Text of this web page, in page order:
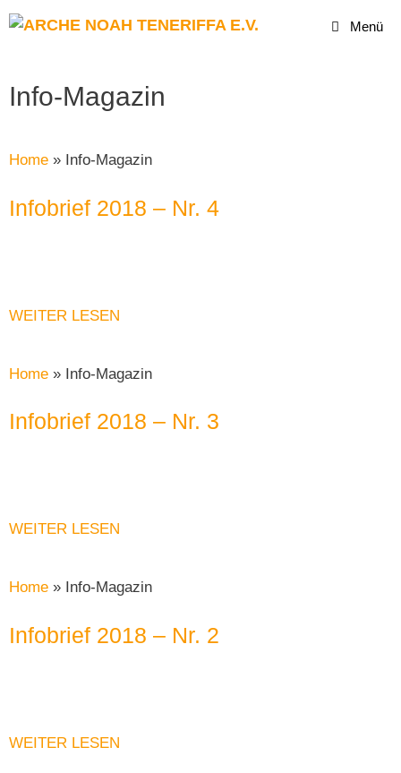
Zum
Inhalt
Menü
Info-Magazin
Home » Info-Magazin
Infobrief 2018 – Nr. 4
WEITER LESEN
Home » Info-Magazin
Infobrief 2018 – Nr. 3
WEITER LESEN
Home » Info-Magazin
Infobrief 2018 – Nr. 2
WEITER LESEN